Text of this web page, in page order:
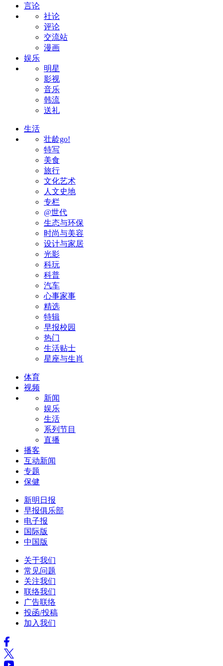
言论
社论
评论
交流站
漫画
娱乐
明星
影视
音乐
韩流
送礼
生活
壮龄go!
特写
美食
旅行
文化艺术
人文史地
专栏
@世代
生态与环保
时尚与美容
设计与家居
光影
科玩
科普
汽车
心事家事
精选
特辑
早报校园
热门
生活贴士
星座与生肖
体育
视频
新闻
娱乐
生活
系列节目
直播
播客
互动新闻
专题
保健
新明日报
早报俱乐部
电子报
国际版
中国版
关于我们
常见问题
关注我们
联络我们
广告联络
投函/投稿
加入我们